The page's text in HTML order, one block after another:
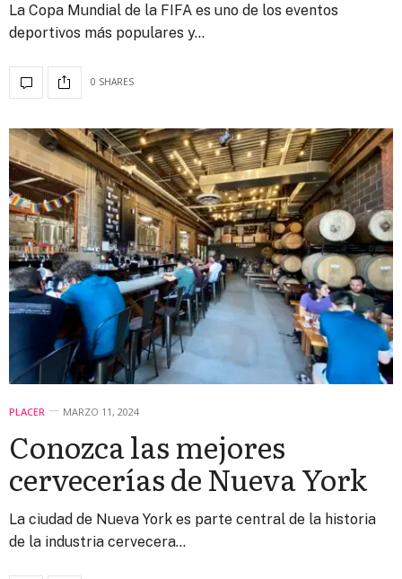
La Copa Mundial de la FIFA es uno de los eventos
deportivos más populares y…
0 SHARES
PLACER MARZO 11, 2024
Conozca las mejores
cervecerías de Nueva York
La ciudad de Nueva York es parte central de la historia
de la industria cervecera…